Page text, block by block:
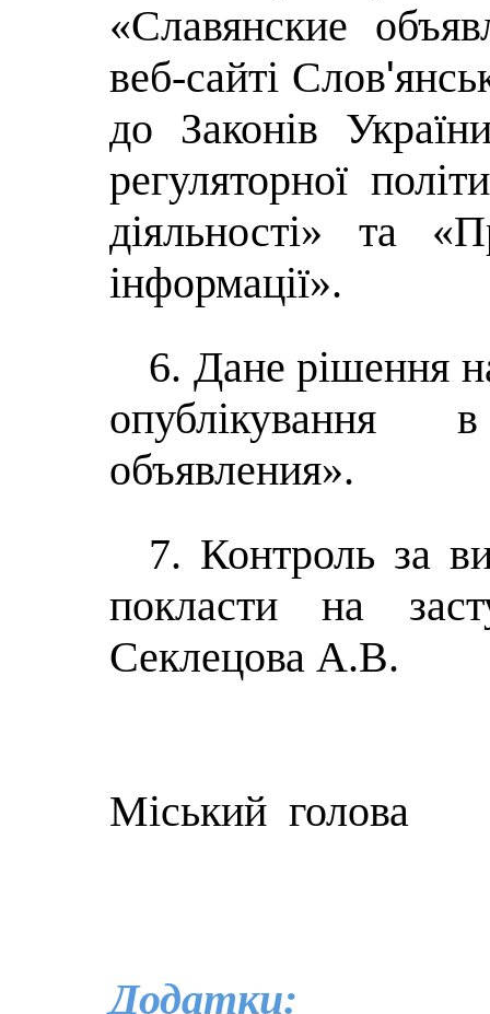
«Славянские
веб-сайті Слов'
до Законів
регуляторної
діяльності» та
інформації».
6. Дане рішення
опублікування
объявления».
7. Контроль за
покласти на
Секлецова А.В.
Міський голова
Додатки: